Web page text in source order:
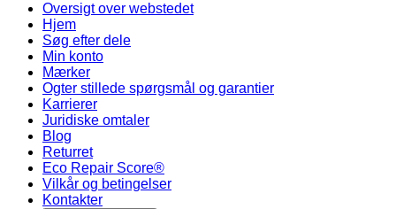
Oversigt over webstedet
Hjem
Søg efter dele
Min konto
Mærker
Ogter stillede spørgsmål og garantier
Karrierer
Juridiske omtaler
Blog
Returret
Eco Repair Score®
Vilkår og betingelser
Kontakter